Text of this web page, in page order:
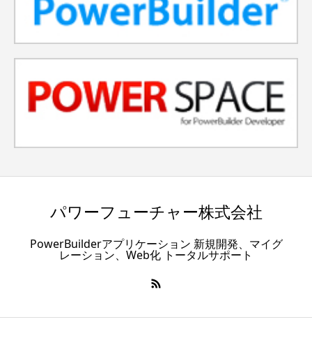
パワーフューチャー株式会社
PowerBuilderアプリケーション 新規開発、マイグ
レーション、Web化 トータルサポート